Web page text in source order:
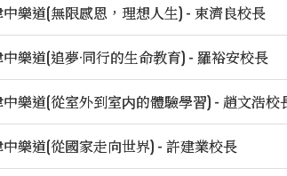
樂道(無限感恩，理想人生) - 束濟良校長
樂道(追夢·同行的生命教育) - 羅裕安校長
樂道(從室外到室内的體驗學習) - 趙文浩校
樂道(從國家走向世界) - 許建業校長